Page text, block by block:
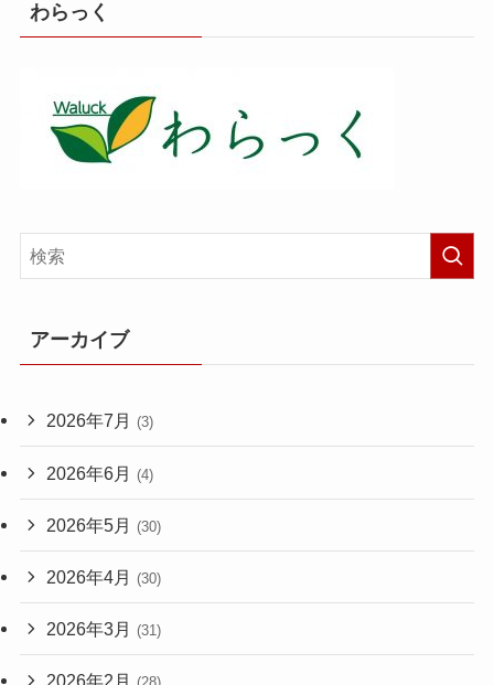
わらっく
アーカイブ
2026年7月 (3)
2026年6月 (4)
2026年5月 (30)
2026年4月 (30)
2026年3月 (31)
2026年2月